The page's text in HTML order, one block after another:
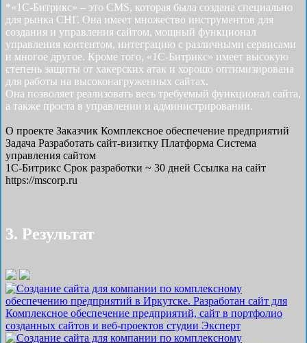
*«1С-Битрикс» – это CMS, которая была создана специально
для рынка СНГ. Она имеет множество инструментов для
создания и управления сайтом, мощный функционал
управления контентом, интеграцию с различными сервисами
и многое другое. Кроме того, «1С-Битрикс» имеет высокую
степень защиты от хакерских атак и хорошо оптимизирована
для работы на высоконагруженных сайтах.
Она позволяет реализовать весь требуемый функционал сайта,
а также проста в управлении и администрировании.
О проекте Заказчик Комплексное обеспечение предприятий
Задача Разработать cайт-визитку Платформа Система
управления сайтом
1С-Битрикс Срок разработки ~ 30 дней Ссылка на сайт
https://mscorp.ru
3. Результат